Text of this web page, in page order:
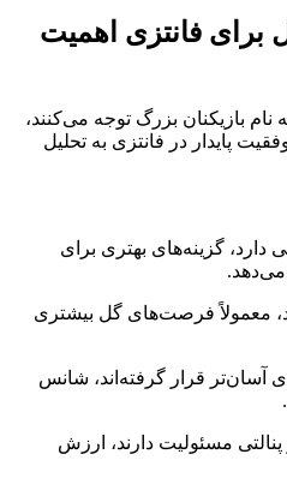
برای فانتزی اهمیت
نام بازیکنان بزرگ توجه می‌کنند،
پایدار در فانتزی به تحلیل
دارد، گزینه‌های بهتری برای
می‌دهد.
معمولاً فرصت‌های گل بیشتری
آسان‌تر قرار گرفته‌اند، شانس
مسئولیت دارند، ارزش